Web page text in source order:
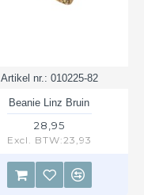
Artikel nr.: 010225-82
Beanie Linz Bruin
28,95
Excl. BTW:23,93